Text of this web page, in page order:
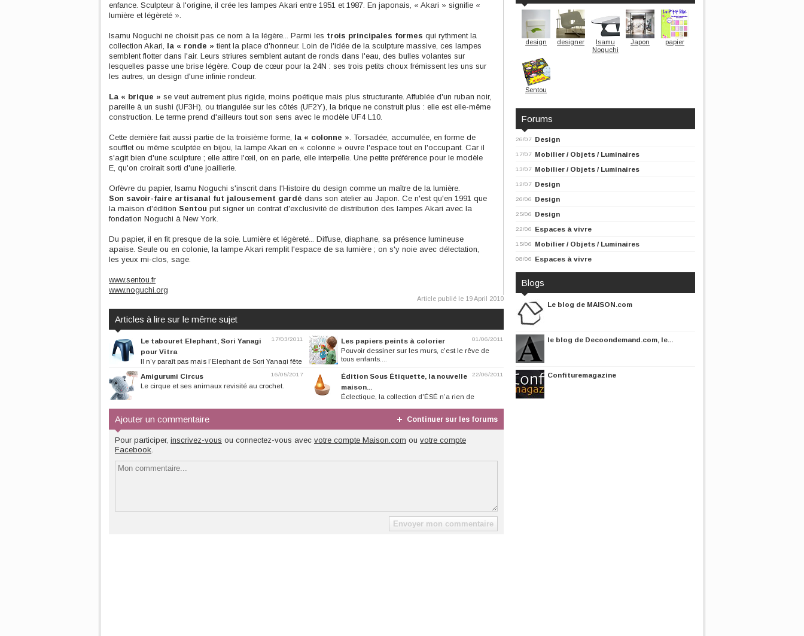
enfance. Sculpteur à l'origine, il crée les lampes Akari entre 1951 et 1987. En japonais, « Akari » signifie «
lumière et légèreté ».
Isamu Noguchi ne choisit pas ce nom à la légère... Parmi les trois principales formes qui rythment la
collection Akari, la « ronde » tient la place d'honneur. Loin de l'idée de la sculpture massive, ces lampes
semblent flotter dans l'air. Leurs striures semblent autant de ronds dans l'eau, des bulles volantes sur
lesquelles passe une brise légère. Coup de cœur pour la 24N : ses trois petits choux frémissent les uns sur
les autres, un design d'une infinie rondeur.
La « brique » se veut autrement plus rigide, moins poétique mais plus structurante. Affublée d'un ruban noir,
pareille à un sushi (UF3H), ou triangulée sur les côtés (UF2Y), la brique ne construit plus : elle est elle-même
construction. Le terme prend d'ailleurs tout son sens avec le modèle UF4 L10.
Cette dernière fait aussi partie de la troisième forme, la « colonne ». Torsadée, accumulée, en forme de
soufflet ou même sculptée en bijou, la lampe Akari en « colonne » ouvre l'espace tout en l'occupant. Car il
s'agit bien d'une sculpture ; elle attire l'œil, on en parle, elle interpelle. Une petite préférence pour le modèle
E, qu'on croirait sorti d'une joaillerie.
Orfèvre du papier, Isamu Noguchi s'inscrit dans l'Histoire du design comme un maître de la lumière.
Son savoir-faire artisanal fut jalousement gardé dans son atelier au Japon. Ce n'est qu'en 1991 que
la maison d'édition Sentou put signer un contrat d'exclusivité de distribution des lampes Akari avec la
fondation Noguchi à New York.
Du papier, il en fit presque de la soie. Lumière et légèreté... Diffuse, diaphane, sa présence lumineuse
apaise. Seule ou en colonie, la lampe Akari remplit l'espace de sa lumière ; on s'y noie avec délectation,
les yeux mi-clos, sage.
www.sentou.fr
www.noguchi.org
Article publié le 19 April 2010
Articles à lire sur le même sujet
17/03/2011
Le tabouret Elephant, Sori Yanagi
pour Vitra
Il n’y paraît pas mais l’Elephant de Sori Yanagi fête
ses 44 ans.Son design...
01/06/2011
Les papiers peints à colorier
Pouvoir dessiner sur les murs, c'est le rêve de
tous enfants....
16/05/2017
Amigurumi Circus
Le cirque et ses animaux revisité au crochet.
22/06/2011
Édition Sous Étiquette, la nouvelle
maison...
Éclectique, la collection d'ÉSÉ n’a rien de
Ajouter un commentaire Continuer sur les forums
Pour participer, inscrivez-vous ou connectez-vous avec votre compte Maison.com ou votre compte
Facebook.
design designer
Isamu
Noguchi
Japon papier
Sentou
Forums
26/07 Design
17/07 Mobilier / Objets / Luminaires
13/07 Mobilier / Objets / Luminaires
12/07 Design
26/06 Design
25/06 Design
22/06 Espaces à vivre
15/06 Mobilier / Objets / Luminaires
08/06 Espaces à vivre
Blogs
Le blog de MAISON.com
le blog de Decoondemand.com, le...
Confituremagazine